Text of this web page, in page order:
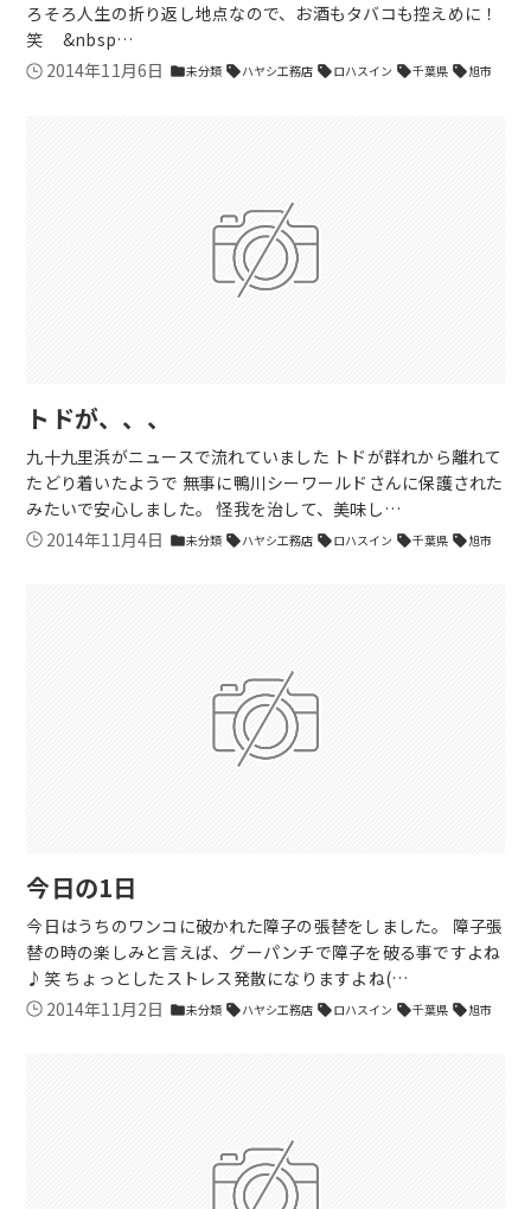
ろそろ人生の折り返し地点なので、お酒もタバコも控えめに！
笑 &nbsp…
2014年11月6日 folder未分類 sellハヤシ工務店 sellロハスイン sell千葉県 sell旭市
トドが、、、
九十九里浜がニュースで流れていました トドが群れから離れて
たどり着いたようで 無事に鴨川シーワールドさんに保護された
みたいで安心しました。 怪我を治して、美味し…
2014年11月4日 folder未分類 sellハヤシ工務店 sellロハスイン sell千葉県 sell旭市
今日の1日
今日はうちのワンコに破かれた障子の張替をしました。 障子張
替の時の楽しみと言えば、グーパンチで障子を破る事ですよね
♪笑 ちょっとしたストレス発散になりますよね(…
2014年11月2日 folder未分類 sellハヤシ工務店 sellロハスイン sell千葉県 sell旭市